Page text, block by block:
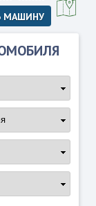
МАШИНУ